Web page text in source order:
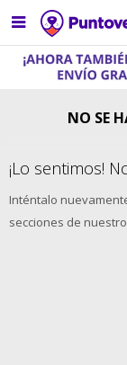

NO SE
¡Lo sentimos!
Inténtalo
secciones de